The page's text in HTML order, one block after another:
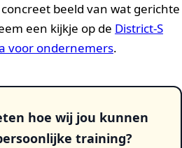
beeld van wat gerichte
een kijkje op de District-S
voor ondernemers.
hoe wij jou kunnen
training?